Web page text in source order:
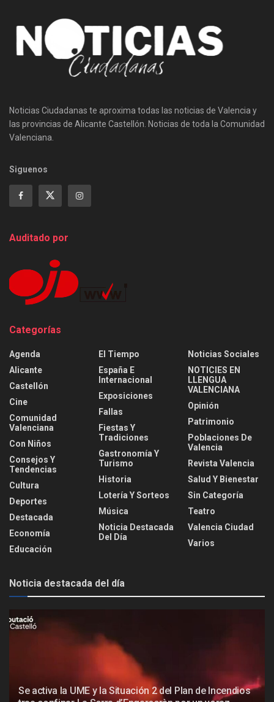
Noticias Ciudadanas te aproxima todas las noticias de Valencia y
las provincias de Alicante Castellón. Noticias de toda la Comunidad
Valenciana.
Siguenos
Auditado por
Categorías
Agenda
Alicante
Castellón
Cine
Comunidad
Valenciana
Con Niños
Consejos Y
Tendencias
Cultura
Deportes
Destacada
Economía
Educación
El Tiempo
España E
Internacional
Exposiciones
Fallas
Fiestas Y
Tradiciones
Gastronomía Y
Turismo
Historia
Lotería Y Sorteos
Música
Noticia Destacada
Del Día
Noticias Sociales
NOTICIES EN
LLENGUA
VALENCIANA
Opinión
Patrimonio
Poblaciones De
Valencia
Revista Valencia
Salud Y Bienestar
Sin Categoría
Teatro
Valencia Ciudad
Varios
Noticia destacada del día
Se activa la UME y la Situación 2 del Plan de Incendios